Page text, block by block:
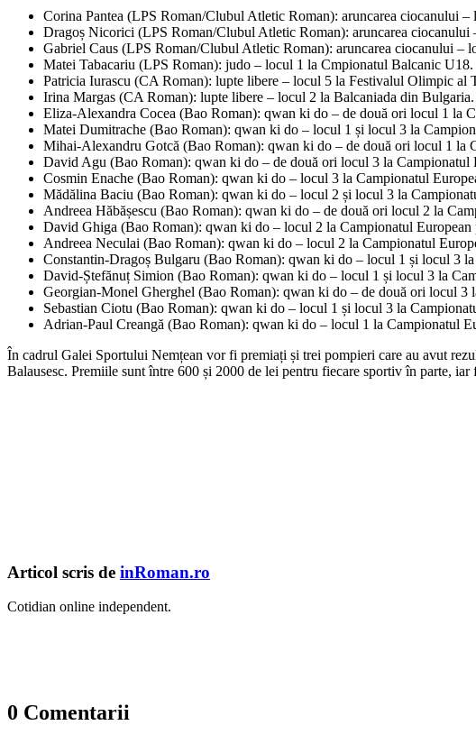
Corina Pantea (LPS Roman/Clubul Atletic Roman): aruncarea ciocanului
Dragoș Nicorici (LPS Roman/Clubul Atletic Roman): aruncarea
Gabriel Caus (LPS Roman/Clubul Atletic Roman): aruncarea ciocanului –
Matei Tabacariu (LPS Roman): judo – locul 1 la Cmpionatul Balcanic U18.
Patricia Iurascu (CA Roman): lupte libere – locul 5 la Festivalul Olimpic
Irina Margas (CA Roman): lupte libere – locul 2 la Balcaniada din Bulgaria.
Eliza-Alexandra Cocea (Bao Roman): qwan ki do – de două ori locul 1 la
Matei Dumitrache (Bao Roman): qwan ki do – locul 1 și locul 3 la
Mihai-Alexandru Gotcă (Bao Roman): qwan ki do – de două ori locul 1 la
David Agu (Bao Roman): qwan ki do – de două ori locul 3 la
Cosmin Enache (Bao Roman): qwan ki do – locul 3 la Campionatul
Mădălina Baciu (Bao Roman): qwan ki do – locul 2 și locul 3 la
Andreea Hăbășescu (Bao Roman): qwan ki do – de două ori locul 2 la
David Ghiga (Bao Roman): qwan ki do – locul 2 la Campionatul
Andreea Neculai (Bao Roman): qwan ki do – locul 2 la Campionatul
Constantin-Dragoș Bulgaru (Bao Roman): qwan ki do – locul 1 și locul 3
David-Ștefănuț Simion (Bao Roman): qwan ki do – locul 1 și locul 3 la
Georgian-Monel Gherghel (Bao Roman): qwan ki do – de două ori locul
Sebastian Ciotu (Bao Roman): qwan ki do – locul 1 și locul 3 la
Adrian-Paul Creangă (Bao Roman): qwan ki do – locul 1 la Campionatul
În cadrul Galei Sportului Nemțean vor fi premiați și trei pompieri care au avut
Balausesc. Premiile sunt între 600 și 2000 de lei pentru fiecare sportiv în parte,
Articol scris de inRoman.ro
Cotidian online independent.
0 Comentarii